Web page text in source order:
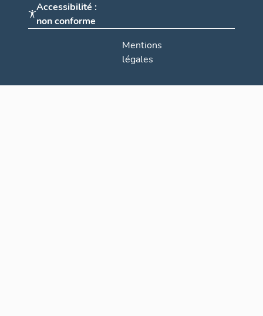
Accessibilité :
non conforme
Mentions
légales